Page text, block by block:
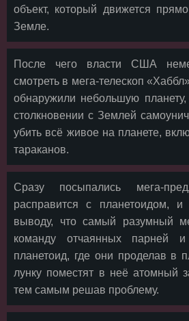
объект, который движется
Земле.
После чего власти США
смотреть в мега-телескоп
обнаружили небольшую планету,
столкновении с Землей
убить всё живое на планете,
тараканов.
Сразу посыпались мега-
расправится с планетоидом,
выводу, что самый разумный
команду отчаянных парней
планетоид, где они проделав в
лунку поместят в неё атомный
тем самым решав проблему.